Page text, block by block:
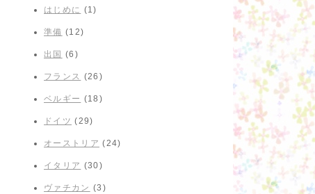
はじめに (1)
準備 (12)
出国 (6)
フランス (26)
ベルギー (18)
ドイツ (29)
オーストリア (24)
イタリア (30)
ヴァチカン (3)